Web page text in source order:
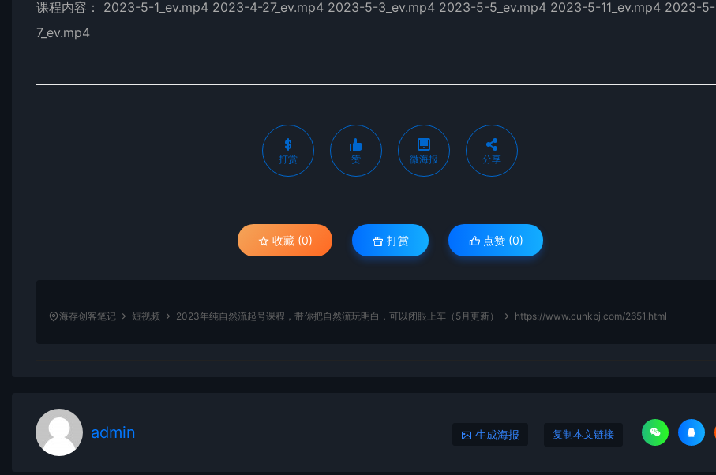
课程内容： 2023-5-1_ev.mp4 2023-4-27_ev.mp4 2023-5-3_ev.mp4 2023-5-5_ev.mp4 2023-5-11_ev.mp4 2023-5-
7_ev.mp4
打赏 赞 微海报 分享
收藏 (0) 打赏 点赞 (0)
海存创客笔记 短视频 2023年纯自然流起号课程，带你把自然流玩明白，可以闭眼上车（5月更新） https://www.cunkbj.com/2651.html
admin 生成海报 复制本文链接